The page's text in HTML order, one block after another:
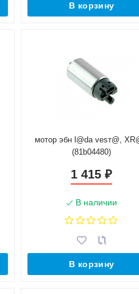
В корзину
мотор эбн l@da vesт@,
(81b04480)
1 415₽
В наличии
В корзину